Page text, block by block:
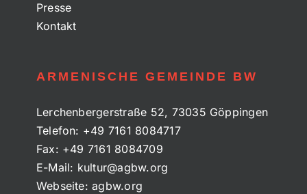
Presse
Kontakt
ARMENISCHE GEMEINDE BW
Lerchenbergerstraße 52, 73035 Göppingen
Telefon: +49 7161 8084717
Fax: +49 7161 8084709
E-Mail: kultur@agbw.org
Webseite:agbw.org